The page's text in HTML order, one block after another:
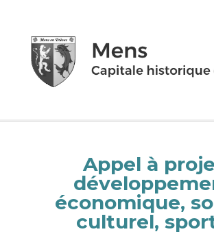
Appel à
économique,
culturel,